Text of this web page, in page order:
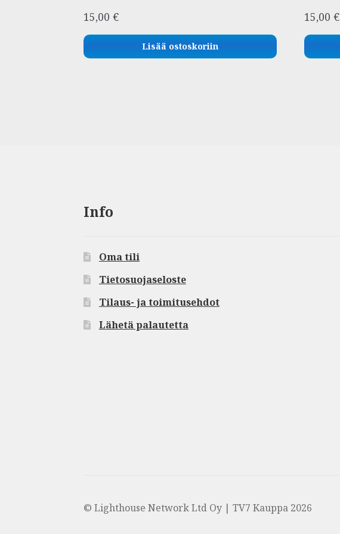
15,00€
Lisää ostoskoriin
15,00€
Info
Oma tili
Tietosuojaseloste
Tilaus- ja toimitusehdot
Lähetä palautetta
© Lighthouse Network Ltd Oy | TV7 Kauppa 2026